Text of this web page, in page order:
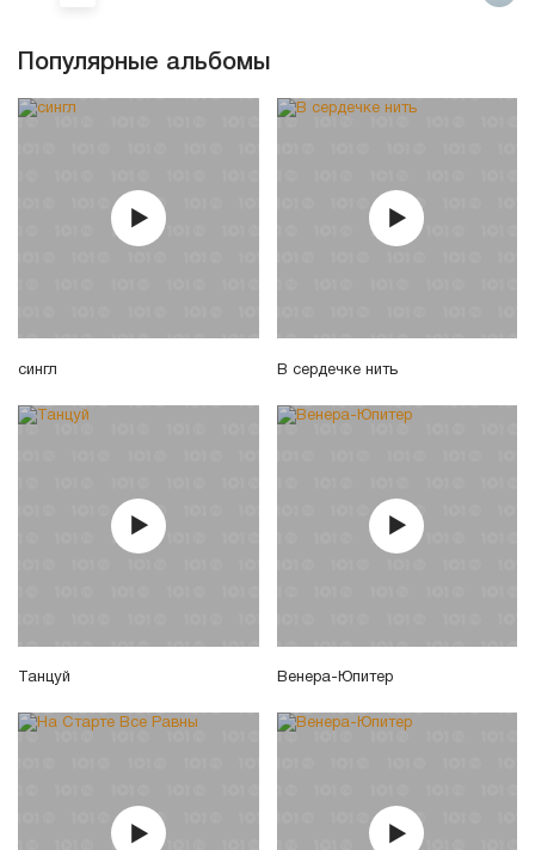
Популярные альбомы
сингл В сердечке нить
Танцуй Венера-Юпитер